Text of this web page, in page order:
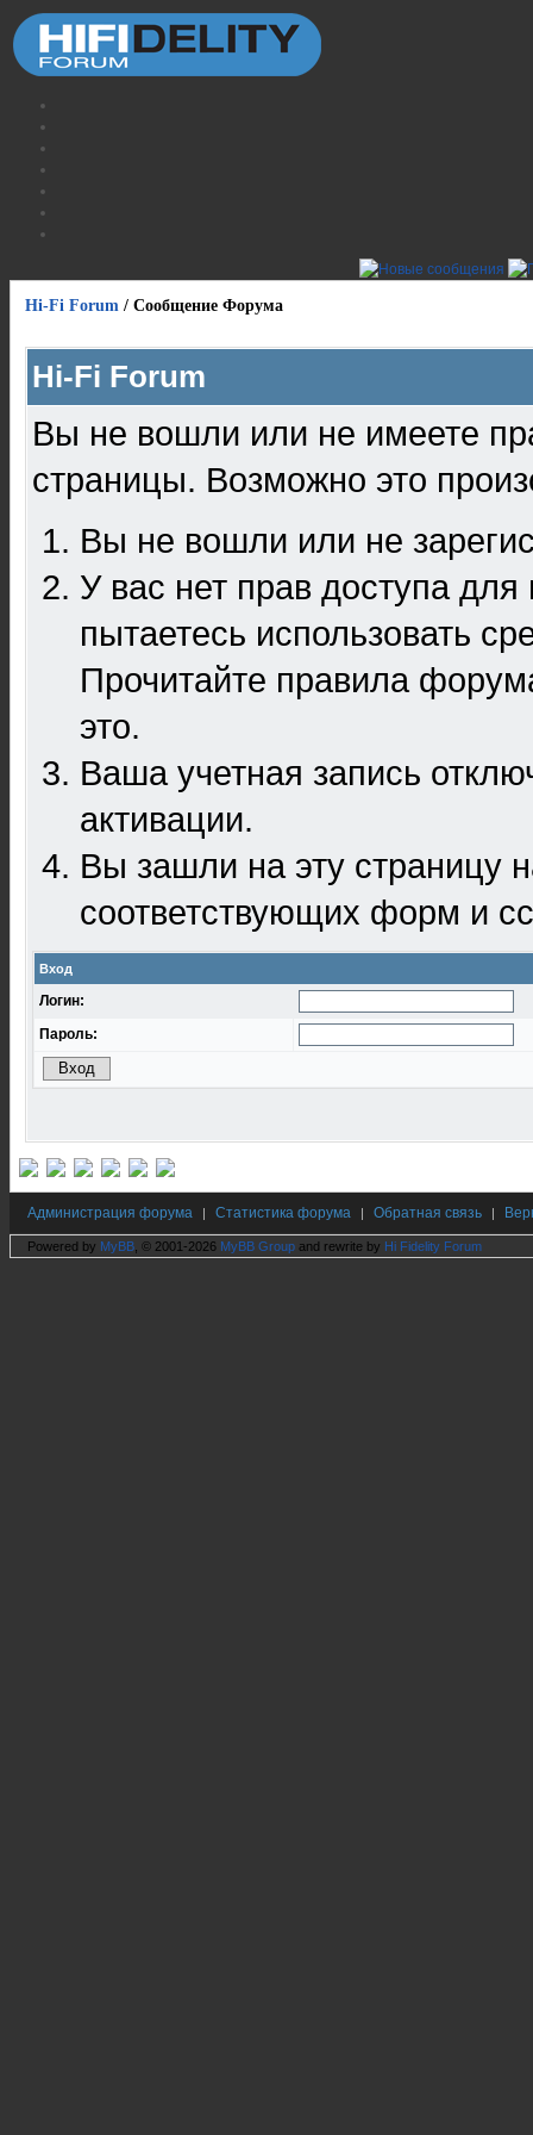
Hi-Fi Forum / Сообщение Форума
Hi-Fi Forum
Вы не вошли или не имеете
страницы. Возможно это
Вы не вошли или не
У вас нет прав доступа
пытаетесь использовать
Прочитайте правила
это.
Ваша учетная запись
активации.
Вы зашли на эту
соответствующих форм и
Вход
Логин:
Пароль:
Администрация форума | Статистика форума | Обратная связь |
Powered by MyBB , © 2001-2026 MyBB Group and rewrite by Hi Fidelity Forum